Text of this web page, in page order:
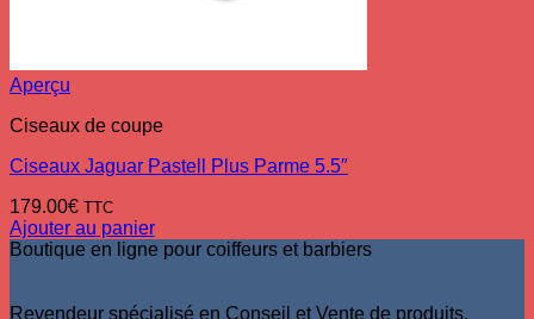
Aperçu
Ciseaux de coupe
Ciseaux Jaguar Pastell Plus Parme 5.5″
179.00€ TTC
Ajouter au panier
Boutique en ligne pour coiffeurs et barbiers
Revendeur spécialisé en Conseil et Vente de produits,